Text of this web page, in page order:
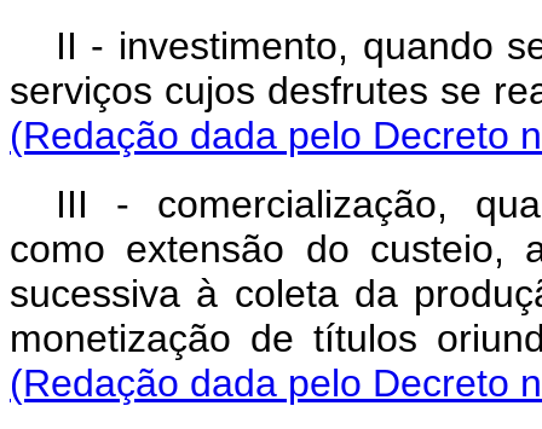
II - investimento, quando
serviços cujos desfrutes se
(Redação dada pelo Decreto
III - comercialização,
como extensão do custeio,
sucessiva à coleta da
monetização de títulos
(Redação dada pelo Decreto